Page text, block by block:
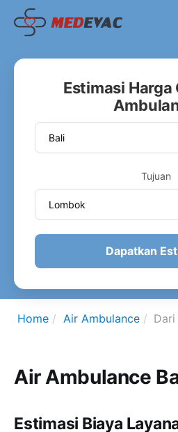
Estimasi
Tujuan
Dapatkan
Home Air Ambulance Dari
Air Ambulance
Estimasi Biaya